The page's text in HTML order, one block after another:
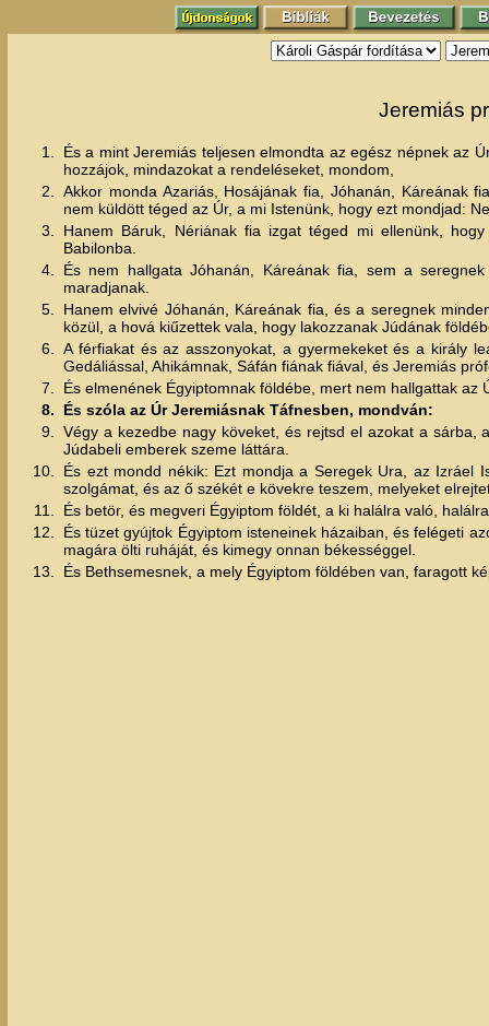
Jeremiás
1.
És a mint Jeremiás teljesen elmondta az egész népnek az
hozzájok, mindazokat a rendeléseket, mondom,
2.
Akkor monda Azariás, Hosájának fia, Jóhanán, Káreának
nem küldött téged az Úr, a mi Istenünk, hogy ezt mondjad:
3.
Hanem Báruk, Nériának fia izgat téged mi ellenünk,
Babilonba.
4.
És nem hallgata Jóhanán, Káreának fia, sem a
maradjanak.
5.
Hanem elvivé Jóhanán, Káreának fia, és a seregnek
közül, a hová kiűzettek vala, hogy lakozzanak Júdának
6.
A férfiakat és az asszonyokat, a gyermekeket és a király
Gedáliással, Ahikámnak, Sáfán fiának fiával, és Jeremiás
7.
És elmenének Égyiptomnak földébe, mert nem hallgattak az
8.
És szóla az Úr Jeremiásnak Táfnesben, mondván:
9.
Végy a kezedbe nagy köveket, és rejtsd el azokat a
Júdabeli emberek szeme láttára.
10.
És ezt mondd nékik: Ezt mondja a Seregek Ura, az Izráel
szolgámat, és az ő székét e kövekre teszem, melyeket
11.
És betör, és megveri Égyiptom földét, a ki halálra való,
12.
És tüzet gyújtok Égyiptom isteneinek házaiban, és felégeti
magára ölti ruháját, és kimegy onnan békességgel.
13.
És Bethsemesnek, a mely Égyiptom földében van, faragott